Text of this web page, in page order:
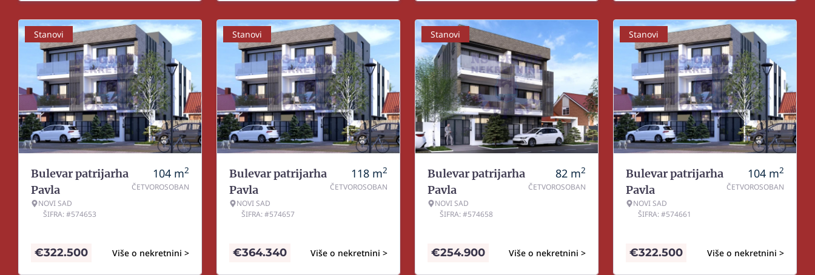
Stanovi
Bulevar patrijarha
Pavla
NOVI SAD
ŠIFRA: #574653
104 m2
ČETVOROSOBAN
Više o nekretnini >
€322.500
Stanovi
Bulevar patrijarha
Pavla
NOVI SAD
ŠIFRA: #574657
118 m2
ČETVOROSOBAN
Više o nekretnini >
€364.340
Stanovi
Bulevar patrijarha
Pavla
NOVI SAD
ŠIFRA: #574658
82 m2
ČETVOROSOBAN
Više o nekretnini >
€254.900
Stanovi
Bulevar patrijarha
Pavla
NOVI SAD
ŠIFRA: #574661
104 m2
ČETVOROSOBAN
Više o nekretnini >
€322.500